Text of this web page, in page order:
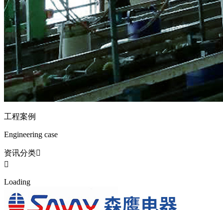
工程案例
Engineering case
资讯分类

Loading